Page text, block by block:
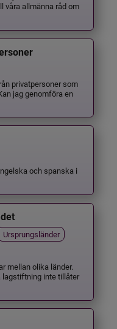
våra allmänna råd om
privatpersoner som
jag genomföra en
och spanska i
Ursprungsländer
mellan olika länder.
lagstiftning inte tillåter